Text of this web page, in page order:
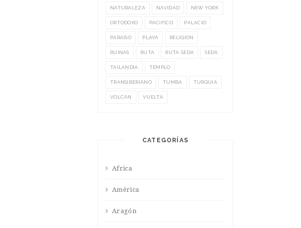
NATURALEZA NAVIDAD NEW YORK
ORTODOXO PACIFICO PALACIO
PARAISO PLAYA RELIGIÓN
RUINAS RUTA RUTA SEDA SEDA
TAILANDIA TEMPLO
TRANSIBERIANO TUMBA TURQUÍA
VOLCÁN VUELTA
CATEGORÍAS
Africa
América
Aragón